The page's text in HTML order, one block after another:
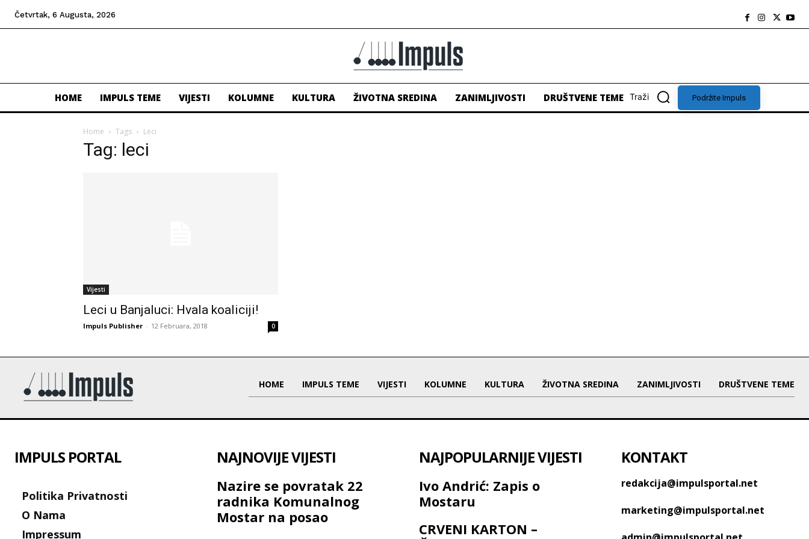
Četvrtak, 6 Augusta, 2026
HOME IMPULS TEME VIJESTI KOLUMNE KULTURA ŽIVOTNA SREDINA ZANIMLJIVOSTI DRUŠTVENE TEME Traži Podržite Impuls
Home Tags Leci
Tag: leci
Vijesti
Leci u Banjaluci: Hvala koaliciji!
Impuls Publisher - 12 Februara, 2018 0
HOME IMPULS TEME VIJESTI KOLUMNE KULTURA ŽIVOTNA SREDINA ZANIMLJIVOSTI DRUŠTVENE TEME
IMPULS PORTAL
Politika Privatnosti
O Nama
Impressum
NAJNOVIJE VIJESTI
Nazire se povratak 22
radnika Komunalnog
Mostar na posao
NAJPOPULARNIJE VIJESTI
Ivo Andrić: Zapis o
Mostaru
CRVENI KARTON –
KONTAKT
redakcija@impulsportal.net
marketing@impulsportal.net